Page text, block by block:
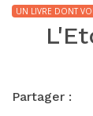
UN LIVRE DONT
Partager :